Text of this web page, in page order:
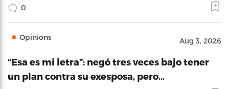
0
Opinions Aug 3, 2026
“Esa es mi letra”: negó tres veces bajo tener
un plan contra su exesposa, pero…